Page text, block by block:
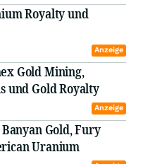
Royalty und
Anzeige
Gold Mining,
und Gold Royalty
Anzeige
Gold, Fury
Uranium